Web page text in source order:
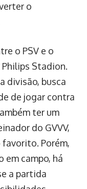
o
o PSV e o
Philips Stadion.
divisão, busca
de jogar contra
ter um
do GVVV,
favorito. Porém,
em campo, há
a partida